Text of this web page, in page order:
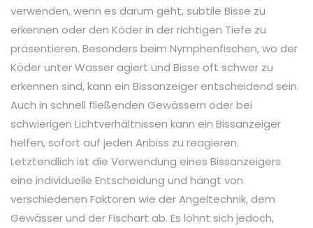
verwenden, wenn es darum geht, subtile Bisse zu
erkennen oder den Köder in der richtigen Tiefe zu
präsentieren. Besonders beim Nymphenfischen, wo der
Köder unter Wasser agiert und Bisse oft schwer zu
erkennen sind, kann ein Bissanzeiger entscheidend sein.
Auch in schnell fließenden Gewässern oder bei
schwierigen Lichtverhältnissen kann ein Bissanzeiger
helfen, sofort auf jeden Anbiss zu reagieren.
Letztendlich ist die Verwendung eines Bissanzeigers
eine individuelle Entscheidung und hängt von
verschiedenen Faktoren wie der Angeltechnik, dem
Gewässer und der Fischart ab. Es lohnt sich jedoch,